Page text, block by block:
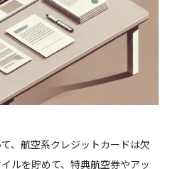
、航空系クレジットカードは欠
ルを貯めて、特典航空券やアッ